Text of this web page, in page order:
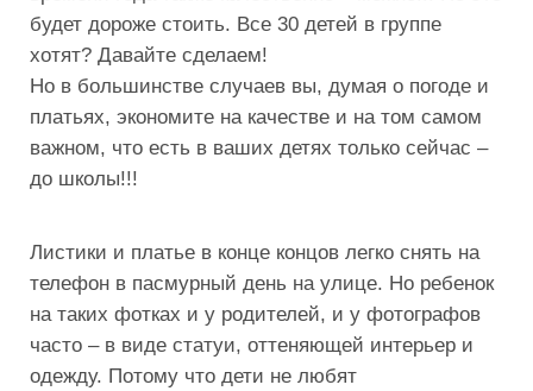
будет дороже стоить. Все 30 детей в группе
хотят? Давайте сделаем!
Но в большинстве случаев вы, думая о погоде и
платьях, экономите на качестве и на том самом
важном, что есть в ваших детях только сейчас –
до школы!!!
Листики и платье в конце концов легко снять на
телефон в пасмурный день на улице. Но ребенок
на таких фотках и у родителей, и у фотографов
часто – в виде статуи, оттеняющей интерьер и
одежду. Потому что дети не любят